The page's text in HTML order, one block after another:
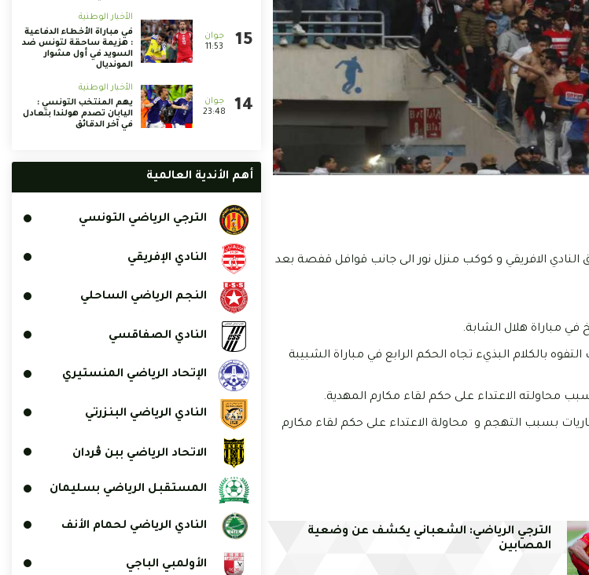
الافريقي و كوكب منزل نور الى جانب قوافل قفصة بعد
بخطية قدرها 1500 دينار و مقابلتين بسبب التفوه بالكلام البذيء تجاه الحكم الرابع في مباراة الشبيبة
المسؤول بكوكب منزل نور محمد بالشاوش بخطية مالية قدرها 3 الاف دينار و 6 مباريات بسبب التهجم و محاولة الاعتداء على حكم لقاء مكارم
الترجي الرياضي: الشعباني يكشف عن وضعية
المصابين
11:53
الأخبار الوطنية
في مباراة الأخطاء الدفاعية
: هزيمة ساحقة لتونس ضد
السويد في أول مشوار
المونديال
23:48
الأخبار الوطنية
يهم المنتخب التونسي :
اليابان تصدم هولندا بتعادل
في آخر الدقائق
أهم الأندية العالمية
الترجي الرياضي التونسي
النادي الإفريقي
النجم الرياضي الساحلي
النادي الصفاقسي
الإتحاد الرياضي المنستيري
النادي الرياضي البنزرتي
الاتحاد الرياضي ببن ڨردان
المستقبل الرياضي بسليمان
النادي الرياضي لحمام الأنف
الأولمبي الباجي